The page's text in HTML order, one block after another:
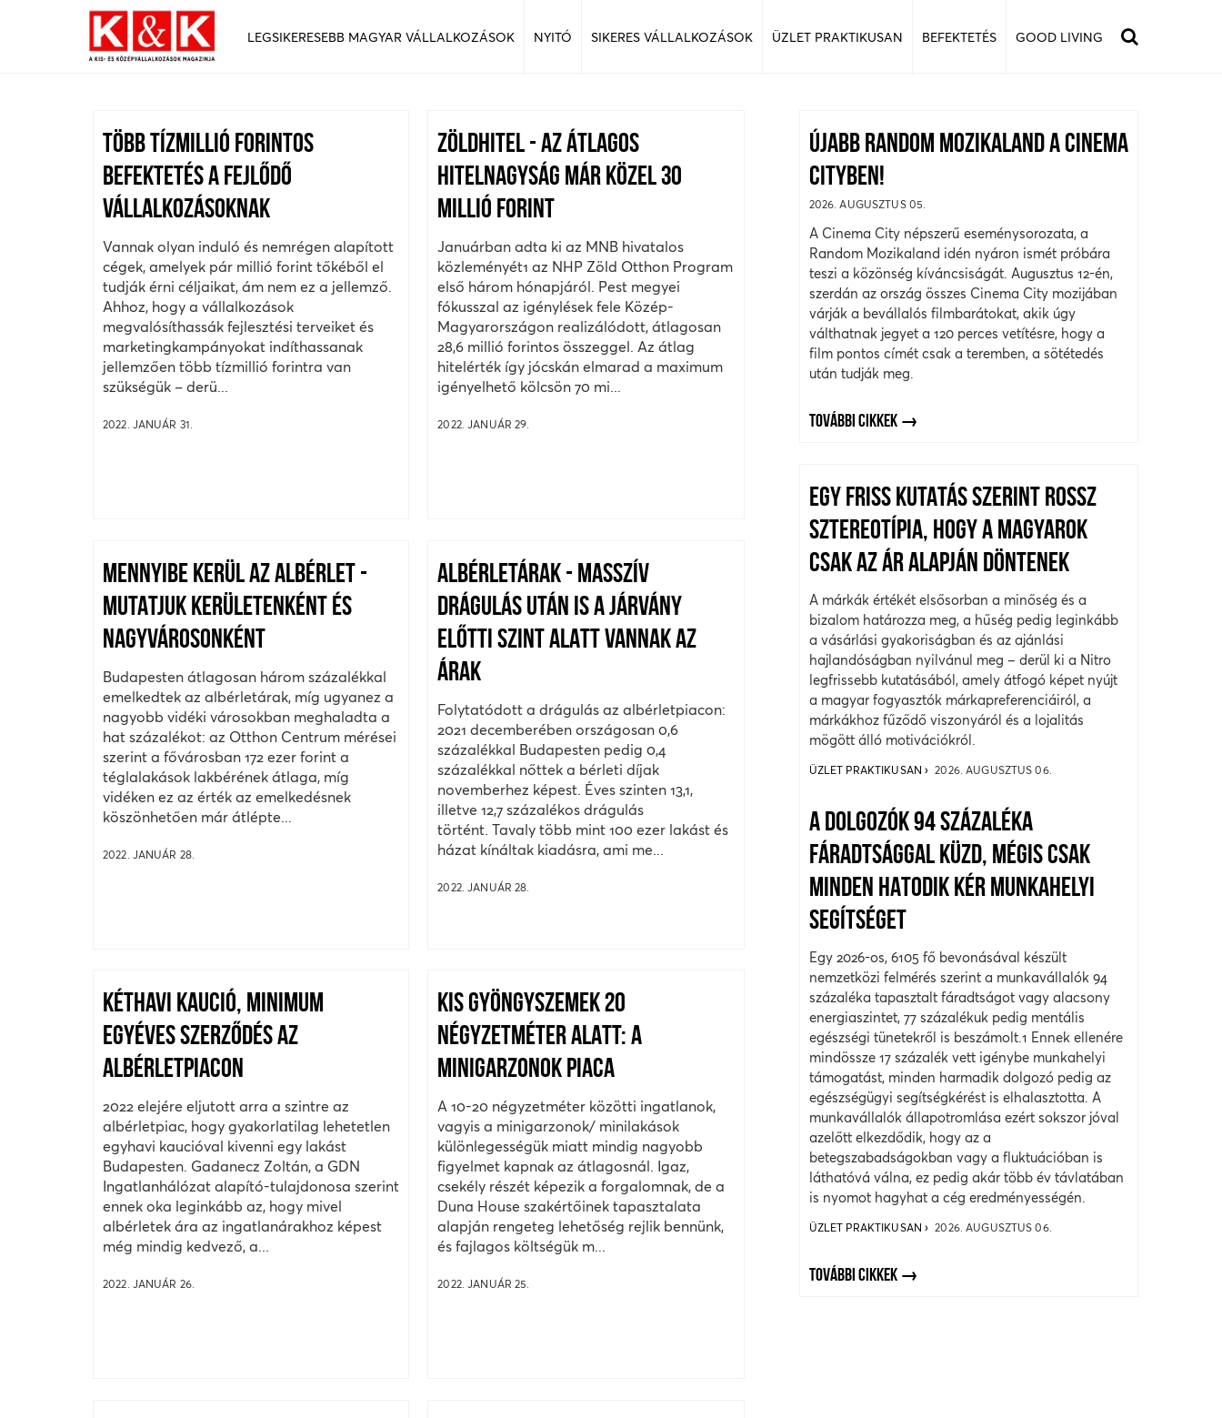
LEGSIKERESEBB MAGYAR VÁLLALKOZÁSOK NYITÓ SIKERES VÁLLALKOZÁSOK ÜZLET PRAKTIKUSAN BEFEKTETÉS GOOD LIVING
TÖBB TÍZMILLIÓ FORINTOS
BEFEKTETÉS A FEJLŐDŐ
VÁLLALKOZÁSOKNAK
Vannak olyan induló és nemrégen alapított
cégek, amelyek pár millió forint tőkéből el
tudják érni céljaikat, ám nem ez a jellemző.
Ahhoz, hogy a vállalkozások
megvalósíthassák fejlesztési terveiket és
marketingkampányokat indíthassanak
jellemzően több tízmillió forintra van
szükségük – derü...
2022. JANUÁR 31.
ZÖLDHITEL - AZ ÁTLAGOS
HITELNAGYSÁG MÁR KÖZEL 30
MILLIÓ FORINT
Januárban adta ki az MNB hivatalos
közleményét1 az NHP Zöld Otthon Program
első három hónapjáról. Pest megyei
fókusszal az igénylések fele Közép-
Magyarországon realizálódott, átlagosan
28,6 millió forintos összeggel. Az átlag
hitelérték így jócskán elmarad a maximum
igényelhető kölcsön 70 mi...
2022. JANUÁR 29.
MENNYIBE KERÜL AZ ALBÉRLET -
MUTATJUK KERÜLETENKÉNT ÉS
NAGYVÁROSONKÉNT
Budapesten átlagosan három százalékkal
emelkedtek az albérletárak, míg ugyanez a
nagyobb vidéki városokban meghaladta a
hat százalékot: az Otthon Centrum mérései
szerint a fővárosban 172 ezer forint a
téglalakások lakbérének átlaga, míg
vidéken ez az érték az emelkedésnek
köszönhetően már átlépte...
2022. JANUÁR 28.
ALBÉRLETÁRAK - MASSZÍV
DRÁGULÁS UTÁN IS A JÁRVÁNY
ELŐTTI SZINT ALATT VANNAK AZ
ÁRAK
Folytatódott a drágulás az albérletpiacon:
2021 decemberében országosan 0,6
százalékkal Budapesten pedig 0,4
százalékkal nőttek a bérleti díjak
novemberhez képest. Éves szinten 13,1,
illetve 12,7 százalékos drágulás
történt. Tavaly több mint 100 ezer lakást és
házat kínáltak kiadásra, ami me...
2022. JANUÁR 28.
KÉTHAVI KAUCIÓ, MINIMUM
EGYÉVES SZERZŐDÉS AZ
ALBÉRLETPIACON
2022 elejére eljutott arra a szintre az
albérletpiac, hogy gyakorlatilag lehetetlen
egyhavi kaucióval kivenni egy lakást
Budapesten. Gadanecz Zoltán, a GDN
Ingatlanhálózat alapító-tulajdonosa szerint
ennek oka leginkább az, hogy mivel
albérletek ára az ingatlanárakhoz képest
még mindig kedvező, a...
2022. JANUÁR 26.
KIS GYÖNGYSZEMEK 20
NÉGYZETMÉTER ALATT: A
MINIGARZONOK PIACA
A 10-20 négyzetméter közötti ingatlanok,
vagyis a minigarzonok/ minilakások
különlegességük miatt mindig nagyobb
figyelmet kapnak az átlagosnál. Igaz,
csekély részét képezik a forgalomnak, de a
Duna House szakértőinek tapasztalata
alapján rengeteg lehetőség rejlik bennünk,
és fajlagos költségük m...
2022. JANUÁR 25.
ÚJABB RANDOM MOZIKALAND A CINEMA
CITYBEN!
2026. AUGUSZTUS 05.
A Cinema City népszerű eseménysorozata, a
Random Mozikaland idén nyáron ismét próbára
teszi a közönség kíváncsiságát. Augusztus 12-én,
szerdán az ország összes Cinema City mozijában
várják a bevállalós filmbarátokat, akik úgy
válthatnak jegyet a 120 perces vetítésre, hogy a
film pontos címét csak a teremben, a sötétedés
után tudják meg.
TOVÁBBI CIKKEK
EGY FRISS KUTATÁS SZERINT ROSSZ
SZTEREOTÍPIA, HOGY A MAGYAROK
CSAK AZ ÁR ALAPJÁN DÖNTENEK
A márkák értékét elsősorban a minőség és a
bizalom határozza meg, a hűség pedig leginkább
a vásárlási gyakoriságban és az ajánlási
hajlandóságban nyilvánul meg – derül ki a Nitro
legfrissebb kutatásából, amely átfogó képet nyújt
a magyar fogyasztók márkapreferenciáiról, a
márkákhoz fűződő viszonyáról és a lojalitás
mögött álló motivációkról.
ÜZLET PRAKTIKUSAN 2026. AUGUSZTUS 06.
A DOLGOZÓK 94 SZÁZALÉKA
FÁRADTSÁGGAL KÜZD, MÉGIS CSAK
MINDEN HATODIK KÉR MUNKAHELYI
SEGÍTSÉGET
Egy 2026-os, 6105 fő bevonásával készült
nemzetközi felmérés szerint a munkavállalók 94
százaléka tapasztalt fáradtságot vagy alacsony
energiaszintet, 77 százalékuk pedig mentális
egészségi tünetekről is beszámolt.1 Ennek ellenére
mindössze 17 százalék vett igénybe munkahelyi
támogatást, minden harmadik dolgozó pedig az
egészségügyi segítségkérést is elhalasztotta. A
munkavállalók állapotromlása ezért sokszor jóval
azelőtt elkezdődik, hogy az a
betegszabadságokban vagy a fluktuációban is
láthatóvá válna, ez pedig akár több év távlatában
is nyomot hagyhat a cég eredményességén.
ÜZLET PRAKTIKUSAN 2026. AUGUSZTUS 06.
TOVÁBBI CIKKEK